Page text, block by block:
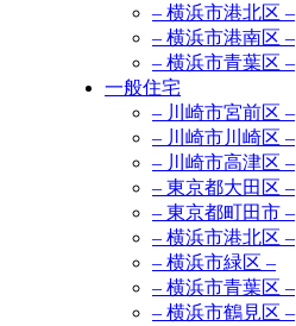
– 横浜市港北区 –
– 横浜市港南区 –
– 横浜市青葉区 –
一般住宅
– 川崎市宮前区 –
– 川崎市川崎区 –
– 川崎市高津区 –
– 東京都大田区 –
– 東京都町田市 –
– 横浜市港北区 –
– 横浜市緑区 –
– 横浜市青葉区 –
– 横浜市鶴見区 –